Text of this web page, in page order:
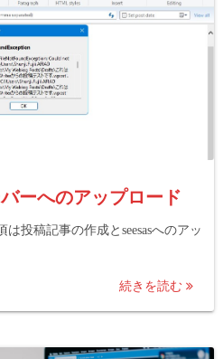
ーへのアップロード
は投稿記事の作成とseesasへのアッ
続きを読む